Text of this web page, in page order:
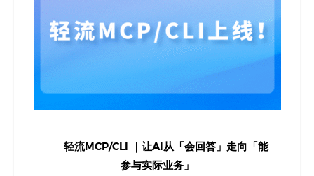
轻流MCP/CLI ｜让AI从「会回答」走向「能
参与实际业务」